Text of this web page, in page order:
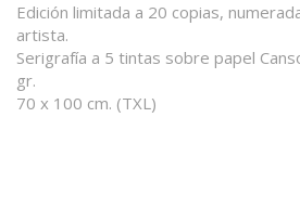
Edición limitada a 20 copias,
artista.
Serigrafía a 5 tintas sobre papel
gr.
70 x 100 cm. (TXL)